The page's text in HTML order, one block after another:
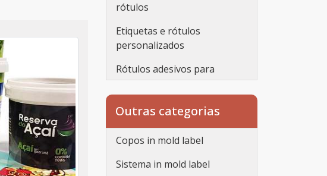
rótulos
Etiquetas e rótulos
personalizados
Rótulos adesivos para
embalagens
Rótulos adesivos
Rótulos personalizados
adesivos
Outras categorias
Copos in mold label
Sistema in mold label